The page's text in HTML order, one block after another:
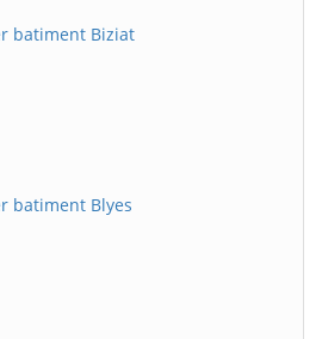
batiment Biziat
batiment Blyes